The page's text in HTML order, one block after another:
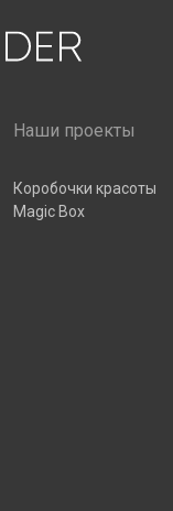
Наши проекты
Коробочки красоты
Magic Box